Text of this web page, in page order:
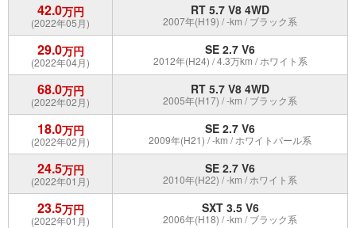
42.0万円
(2022年05月)
RT 5.7 V8 4WD
2007年(H19) / -km / ブラック系
29.0万円
(2022年04月)
SE 2.7 V6
2012年(H24) / 4.3万km / ホワイト系
68.0万円
(2022年02月)
RT 5.7 V8 4WD
2005年(H17) / -km / ブラック系
18.0万円
(2022年02月)
SE 2.7 V6
2009年(H21) / -km / ホワイトパール系
24.5万円
(2022年01月)
SE 2.7 V6
2010年(H22) / -km / ホワイト系
23.5万円
(2022年01月)
SXT 3.5 V6
2006年(H18) / -km / ブラック系